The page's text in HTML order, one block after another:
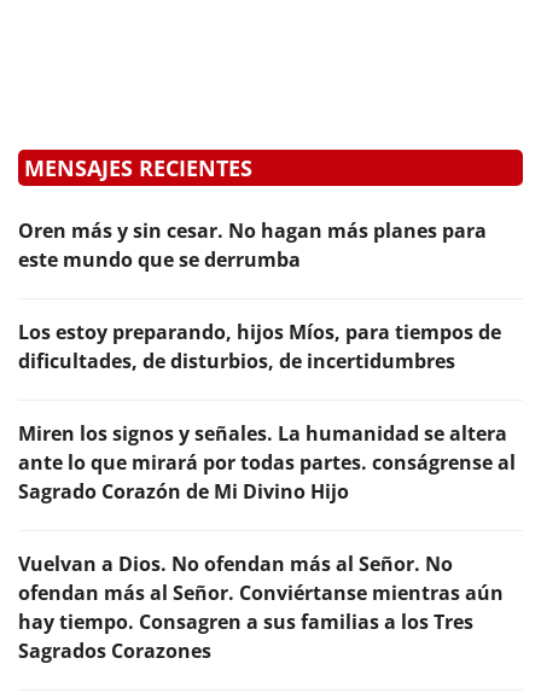
MENSAJES RECIENTES
Oren más y sin cesar. No hagan más planes para
este mundo que se derrumba
Los estoy preparando, hijos Míos, para tiempos de
dificultades, de disturbios, de incertidumbres
Miren los signos y señales. La humanidad se altera
ante lo que mirará por todas partes. conságrense al
Sagrado Corazón de Mi Divino Hijo
Vuelvan a Dios. No ofendan más al Señor. No
ofendan más al Señor. Conviértanse mientras aún
hay tiempo. Consagren a sus familias a los Tres
Sagrados Corazones